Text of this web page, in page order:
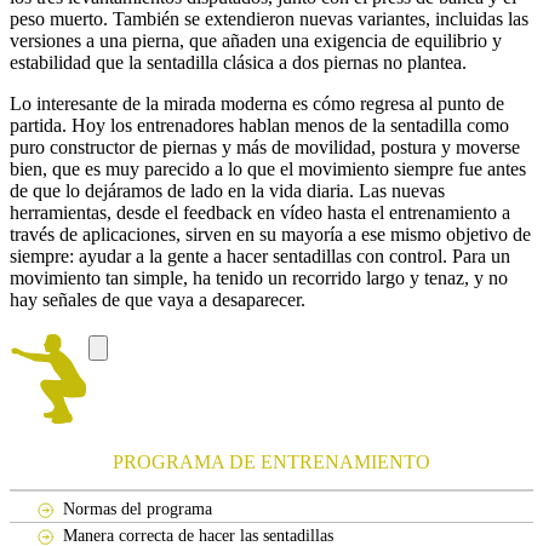
peso muerto. También se extendieron nuevas variantes, incluidas las
versiones a una pierna, que añaden una exigencia de equilibrio y
estabilidad que la sentadilla clásica a dos piernas no plantea.
Lo interesante de la mirada moderna es cómo regresa al punto de
partida. Hoy los entrenadores hablan menos de la sentadilla como
puro constructor de piernas y más de movilidad, postura y moverse
bien, que es muy parecido a lo que el movimiento siempre fue antes
de que lo dejáramos de lado en la vida diaria. Las nuevas
herramientas, desde el feedback en vídeo hasta el entrenamiento a
través de aplicaciones, sirven en su mayoría a ese mismo objetivo de
siempre: ayudar a la gente a hacer sentadillas con control. Para un
movimiento tan simple, ha tenido un recorrido largo y tenaz, y no
hay señales de que vaya a desaparecer.
PROGRAMA DE ENTRENAMIENTO
Normas del programa
Manera correcta de hacer las sentadillas